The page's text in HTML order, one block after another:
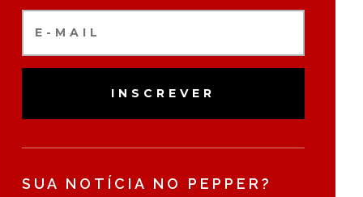
INSCREVER
SUA NOTÍCIA NO PEPPER?